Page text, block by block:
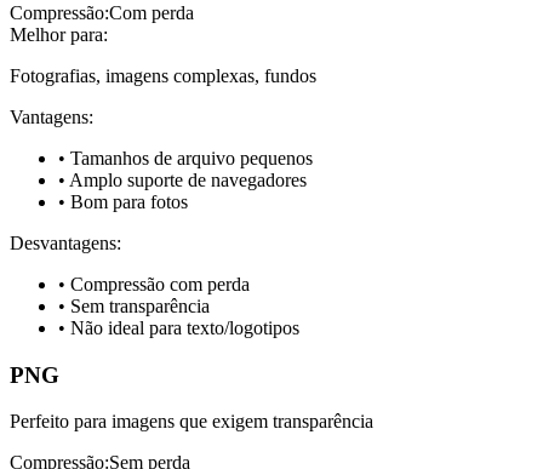
Compressão:Com perda
Melhor para:
Fotografias, imagens complexas, fundos
Vantagens:
• Tamanhos de arquivo pequenos
• Amplo suporte de navegadores
• Bom para fotos
Desvantagens:
• Compressão com perda
• Sem transparência
• Não ideal para texto/logotipos
PNG
Perfeito para imagens que exigem transparência
Compressão:Sem perda